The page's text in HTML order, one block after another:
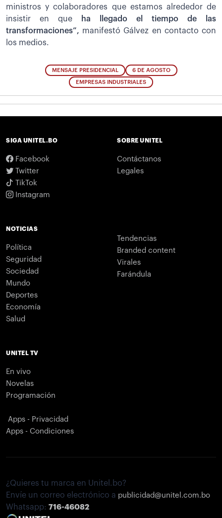
ministros y colaboradores que estamos alrededor de
insistir en que ha llegado el tiempo de las
transformaciones”, manifestó Gálvez en contacto con
los medios.
MENSAJE PRESIDENCIAL 6 DE AGOSTO
EMPRESAS INDUSTRIALES
SIGA UNITEL.BO
Facebook
Twitter
TikTok
Instagram
SOBRE UNITEL
Contáctanos
Legales
NOTICIAS
Política
Seguridad
Sociedad
Mundo
Deportes
Economía
Salud
Tendencias
Branded content
Virales
Farándula
UNITEL TV
En vivo
Novelas
Programación
Apps - Privacidad
Apps - Condiciones
¿Quieres tu marca en Unitel.bo?
Envíe un correo electrónico a publicidad@unitel.com.bo
Whatsapp: 716-46082